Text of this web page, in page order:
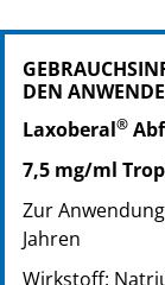
PZN: 01976861
PPN:
PZN: 01590311
PPN:
PZN: 04348786
PPN:
PZN: 19170911
PPN: 111917091133
DEN
Laxoberal®
7,5 mg/ml
Zur
Jahren
Wirkstoff: